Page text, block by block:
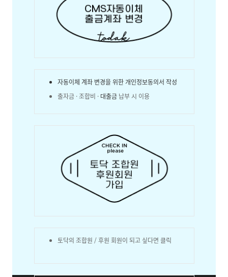
자동이체 계좌 변경을 위한 개인정보동의서 작성
출자금 · 조합비 · 대출금 납부 시 이용
토닥의 조합원 / 후원 회원이 되고 싶다면 클릭